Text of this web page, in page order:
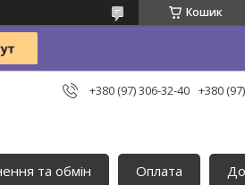
Кошик
+380 (97) 306-32-40 +380
та обмін Оплата